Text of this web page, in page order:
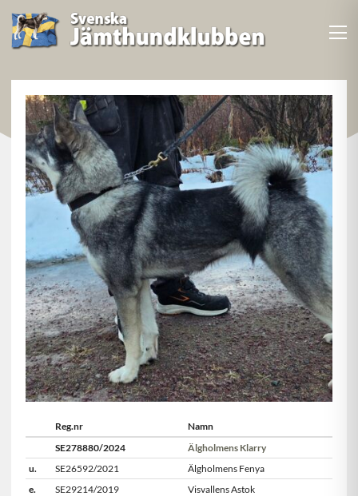
Reg.nr
Namn
SE278880/2024
Älgholmens Klarry
u.
SE26592/2021
Älgholmens Fenya
e.
SE29214/2019 Visvallens Astok